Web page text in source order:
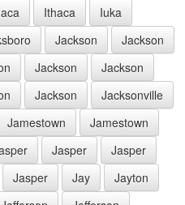
Ithaca
Iuka
Jackson
Jackson
Jackson
Jackson
Jackson
Jacksonville
Jamestown
Jamestown
Jasper
Jasper
Jasper Jay
Jayton